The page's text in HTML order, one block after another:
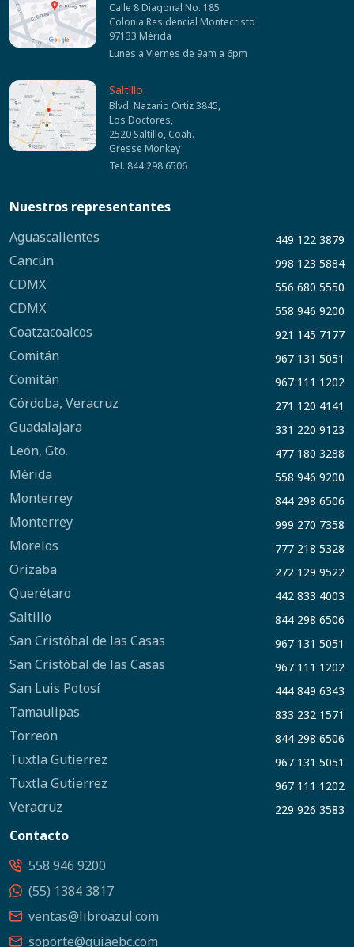
Calle 8 Diagonal No. 185
Colonia Residencial Montecristo
97133 Mérida
Lunes a Viernes de 9am a 6pm
Saltillo
Blvd. Nazario Ortiz 3845,
Los Doctores,
2520 Saltillo, Coah.
Gresse Monkey
Tel. 844 298 6506
Nuestros representantes
Aguascalientes
449 122 3879
Cancún 998 123 5884
CDMX 556 680 5550
CDMX 558 946 9200
Coatzacoalcos 921 145 7177
Comitán 967 131 5051
Comitán 967 111 1202
Córdoba, Veracruz 271 120 4141
Guadalajara 331 220 9123
León, Gto. 477 180 3288
Mérida 558 946 9200
Monterrey 844 298 6506
Monterrey 999 270 7358
Morelos 777 218 5328
Orizaba 272 129 9522
Querétaro 442 833 4003
Saltillo 844 298 6506
San Cristóbal de las Casas 967 131 5051
San Cristóbal de las Casas 967 111 1202
San Luis Potosí 444 849 6343
Tamaulipas 833 232 1571
Torreón 844 298 6506
Tuxtla Gutierrez 967 131 5051
Tuxtla Gutierrez 967 111 1202
Veracruz 229 926 3583
Contacto
558 946 9200
(55) 1384 3817
ventas@libroazul.com
soporte@guiaebc.com